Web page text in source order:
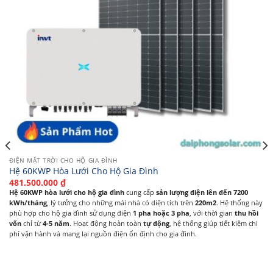
ĐIỆN MẶT TRỜI CHO HỘ GIA ĐÌNH
Hệ 60KWP Hòa Lưới Cho Hộ Gia Đình
481.500.000 ₫
Hệ 60KWP hòa lưới cho hộ gia đìnhcung cấp sản lượng điện lên đến 7200
kWh/tháng, lý tưởng cho những mái nhà có diện tích trên 220m2. Hệ thống này
phù hợp cho hộ gia đình sử dụng điện 1 pha hoặc 3 pha , với thời gian thu hồi
vốnchỉ từ4-5 năm. Hoạt động hoàn toàn tự động, hệ thống giúp tiết kiệm chi
phí vận hành và mang lại nguồn điện ổn định cho gia đình.